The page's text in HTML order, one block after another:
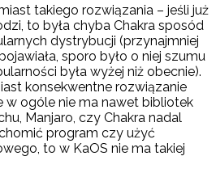
takiego rozwiązania – jeśli już
to była chyba Chakra sposód
dystrybucji (przynajmniej
sporo było o niej szumu
była wyżej niż obecnie).
konsekwentne rozwiązanie
w ogóle nie ma nawet bibliotek
Manjaro, czy Chakra nadal
program czy użyć
to w KaOS nie ma takiej